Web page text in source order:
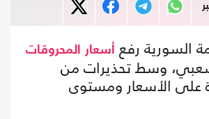
السورية رفع أسعار المحروقات
وسط تحذيرات من
على الأسعار ومستوى